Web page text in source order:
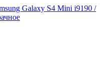
Galaxy S4 Mini i9190 /